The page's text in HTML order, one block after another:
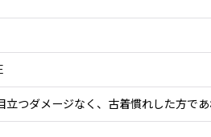
つダメージなく、古着慣れした方であ